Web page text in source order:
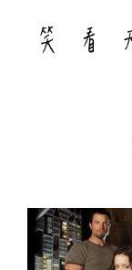
content